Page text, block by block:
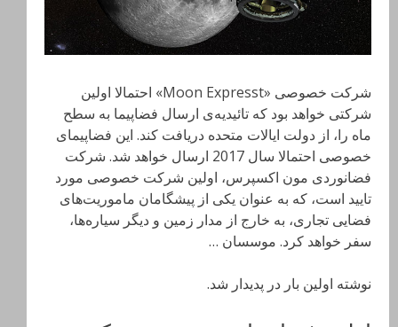
شرکت خصوصی «Moon Expresst» احتمالا اولین
شرکتی خواهد بود که تائیدیه‌ی ارسال فضاپیما به سطح
ماه را، از دولت ایالات متحده دریافت کند. این فضاپیمای
خصوصی احتمالا سال 2017 ارسال خواهد شد. شرکت
فضانوردی مون اکسپرس، اولین شرکت خصوصی مورد
تایید است، که به عنوان یکی از پیشگامان ماموریت‌های
فضایی تجاری، به خارج از مدار زمین و دیگر سیاره‌ها،
سفر خواهد کرد. موسسان …
نوشته اولین بار در پدیدار شد.